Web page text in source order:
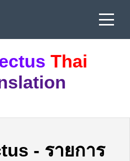
Thai
- รายการ